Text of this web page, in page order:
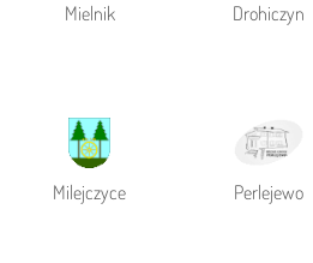
Mielnik Drohiczyn
Milejczyce Perlejewo